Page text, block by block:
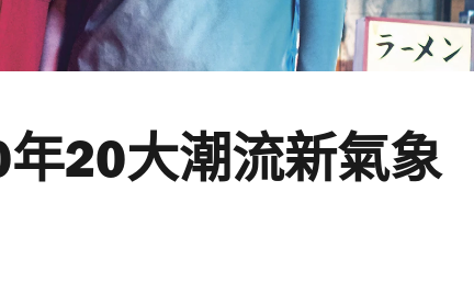
20大潮流新氣象